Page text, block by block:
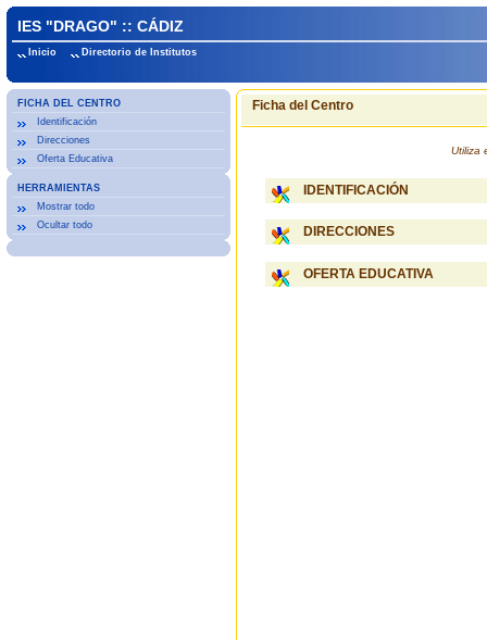
IES "DRAGO" :: CÁDIZ
Inicio Directorio de Institutos
FICHA DEL CENTRO
Identificación
Direcciones
Oferta Educativa
HERRAMIENTAS
Mostrar todo
Ocultar todo
Ficha del Centro
Utiliza
IDENTIFICACIÓN
DIRECCIONES
OFERTA EDUCATIVA